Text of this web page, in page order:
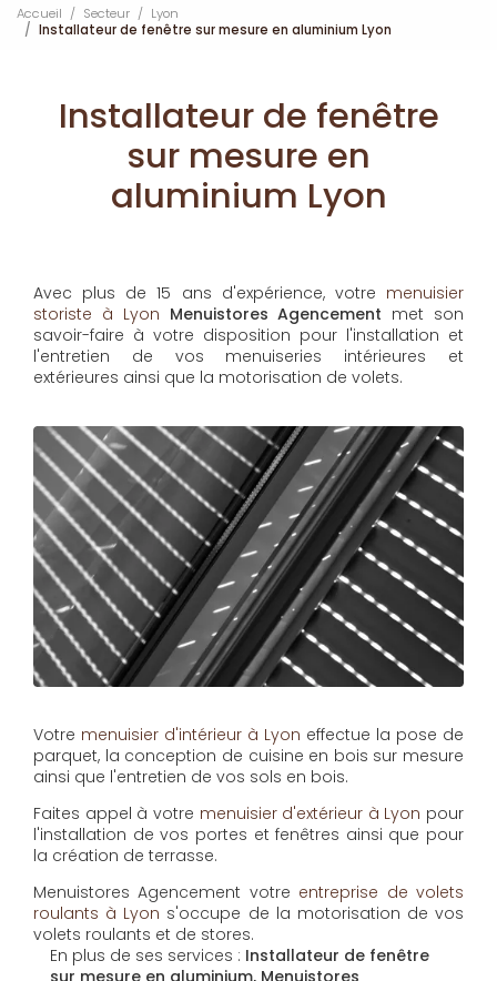
Accueil Secteur
Lyon
Installateur de fenêtre sur mesure en aluminium Lyon
Installateur de fenêtre
sur mesure en
aluminium Lyon
Avec plus de 15 ans d'expérience, votre menuisier
storiste à Lyon Menuistores Agencement met son
savoir-faire à votre disposition pour l'installation et
l'entretien de vos menuiseries intérieures et
extérieures ainsi que la motorisation de volets.
Votre menuisier d'intérieur à Lyon effectue la pose de
parquet, la conception de cuisine en bois sur mesure
ainsi que l'entretien de vos sols en bois.
Faites appel à votre menuisier d'extérieur à Lyon pour
l'installation de vos portes et fenêtres ainsi que pour
la création de terrasse.
Menuistores Agencement votre entreprise de volets
roulants à Lyon s'occupe de la motorisation de vos
volets roulants et de stores.
En plus de ses services : Installateur de fenêtre